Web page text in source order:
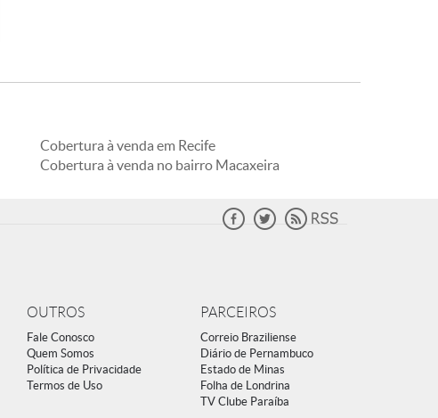
Cobertura à venda em Recife
Cobertura à venda no bairro Macaxeira
OUTROS
Fale Conosco
Quem Somos
Política de Privacidade
Termos de Uso
PARCEIROS
Correio Braziliense
Diário de Pernambuco
Estado de Minas
Folha de Londrina
TV Clube Paraíba